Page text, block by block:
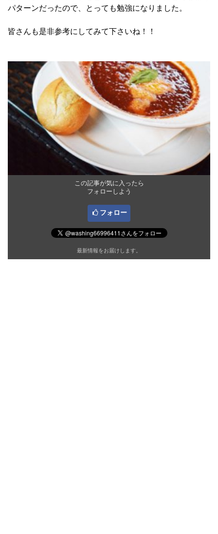
パターンだったので、とっても勉強になりました。
皆さんも是非参考にしてみて下さいね！！
この記事が気に入ったら
フォローしよう
フォロー
最新情報をお届けします。